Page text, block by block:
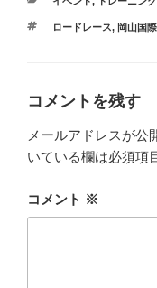
ゴ
タ
ロードレース, 岡山国
コメントを残す
メールアドレスが公
いている欄は必須項
コメント ※